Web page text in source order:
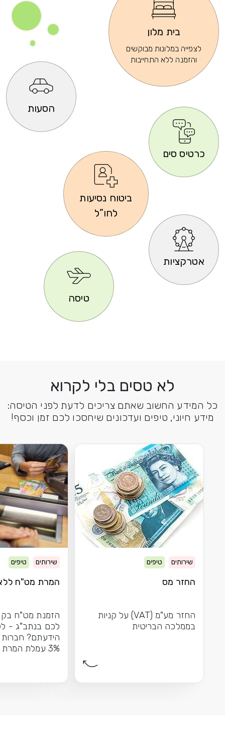
הסעות
בית מלון
לצפייה במלונות מבוקשים
והזמנה ללא התחייבות
כרטיס סים
ביטוח נסיעות
לחו”ל
אטרקציות
טיסה
לא טסים בלי לקרוא
כל המידע החשוב שאתם צריכים לדעת לפני הטיסה:
מידע חיוני, טיפים ועדכונים שיחסכו לכם זמן וכסף!
שירותים טיפים
החזר מס
החזר מע"מ (VAT) על קניות
בממלכה הבריטית
שירותים טיפים
המרת מט"ח
הזמנת מט"ח
לכם בנתב"ג -
הידעתם? חברות
3% עמלת